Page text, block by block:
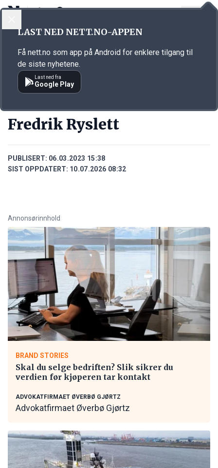
Annonsørinnhold
Fredrik Ryslett
PUBLISERT: 06.03.2023 15:38
SIST OPPDATERT: 10.07.2026 08:32
Annonsørinnhold
BRAND STORIES
Skal du selge bedriften? Slik sikrer du
verdien før kjøperen tar kontakt
ADVOKATFIRMAET ØVERBØ GJØRTZ
Advokatfirmaet Øverbø Gjørtz
LAST NED NETT.NO-APPEN
Få nett.no som app på Android for enklere tilgang til
de siste nyhetene.
Last ned fra
Google Play